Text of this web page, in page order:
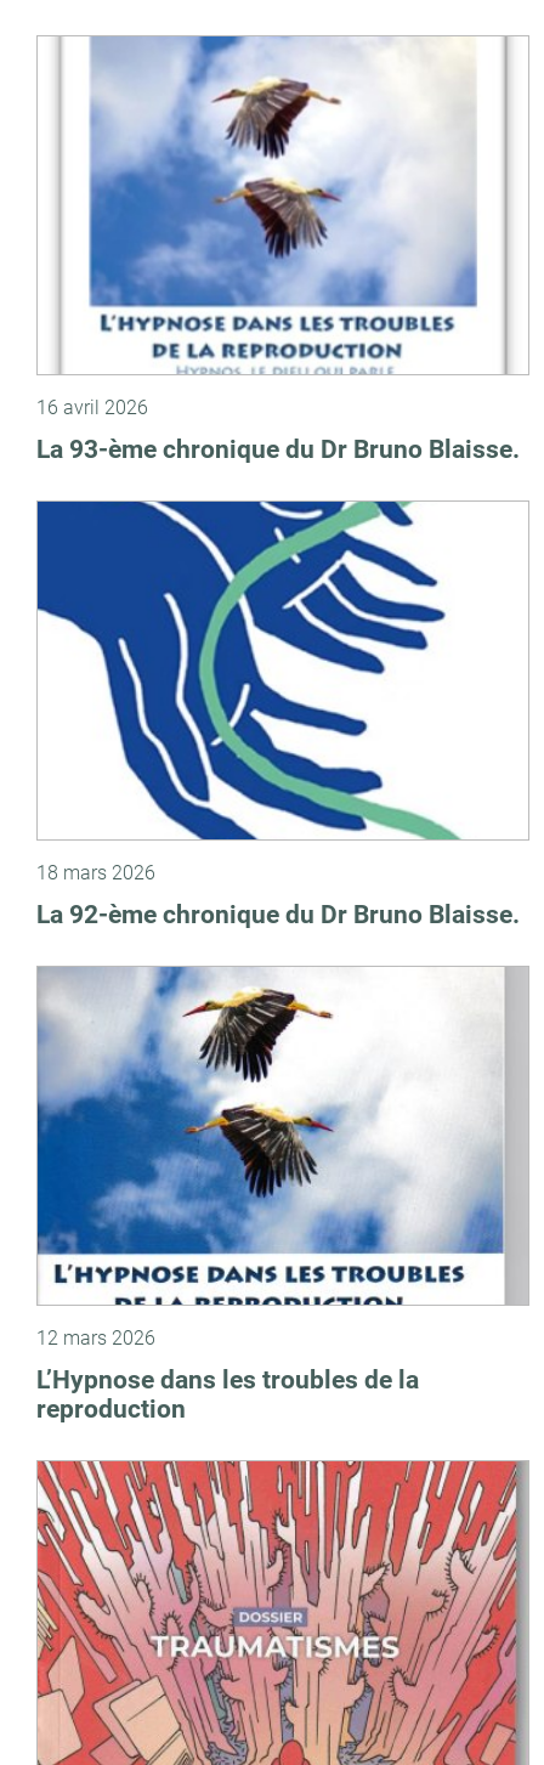
16 avril 2026
La 93-ème chronique du Dr Bruno Blaisse.
18 mars 2026
La 92-ème chronique du Dr Bruno Blaisse.
12 mars 2026
L’Hypnose dans les troubles de la
reproduction